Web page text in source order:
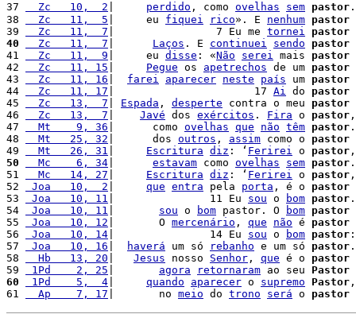
37
  Zc   10,  2
perdido , como ovelhas sem pastor
38
  Zc   11,  5
|     eu fiquei rico». E nenhum pastor
39
  Zc   11,  7
|                7 Eu me tornei pastor
40
  Zc   11,  7
Laços . E continuei sendo pastor
41
  Zc   11,  9
|     eu disse : «Não serei mais pastor
42
  Zc   11, 15
Pegue os apetrechos de um pastor
43
  Zc   11, 16
farei aparecer neste país um pastor
44
  Zc   11, 17
|                      17 Ai do pastor
45
  Zc   13,  7
Espada , desperte contra o meu pastor
46
  Zc   13,  7
Javé dos exércitos . Fira o pastor
47
  Mt    9, 36
|      como ovelhas que não têm pastor .
48
  Mt   25, 32
|      dos outros , assim como o pastor
49
  Mt   26, 31
Escritura diz : ‘ Ferirei o pastor
50
  Mc    6, 34
estavam como ovelhas sem pastor
51
  Mc   14, 27
Escritura diz : ‘ Ferirei o pastor
52
Joa   10,  2 que entra pela porta , é o pastor
53
Joa   10, 11 |               11 Eu sou o bom pastor
54
Joa   10, 11 sou o bom pastor. O bom pastor
55
Joa   10, 12 |       O mercenário , que não é pastor
56
Joa   10, 14 |               14 Eu sou o bom pastor
57
Joa   10, 16 haverá um só rebanho e um só pastor .
58
  Hb   13, 20
Jesus nosso Senhor , que é o pastor
59
1Pd    2, 25 agora retornaram ao seu Pastor
60
1Pd    5,  4 quando aparecer o supremo Pastor
61
  Ap    7, 17
|       no meio do trono será o pastor